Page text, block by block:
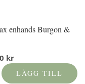
enhands Burgon &
kr
LÄGG TILL